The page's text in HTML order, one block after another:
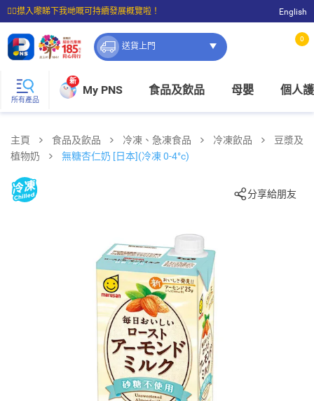
☝🏼㩒入嚟睇下我哋嘅可持續發展概覽啦！
⭐購物滿$399即享免費送貨；滿$100即可免費店取。
English
送貨上門
0
所有產品
新
My PNS 食品及飲品 母嬰 個人
主頁 食品及飲品 冷凍、急凍食品 冷凍飲品
豆漿及
植物奶
無糖杏仁奶 [日本](冷凍 0-4°c)
分享給朋友